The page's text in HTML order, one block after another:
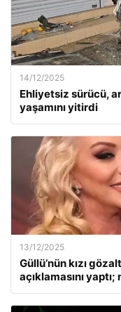
14/12/2025
Ehliyetsiz sürücü,
yaşamını yitirdi
13/12/2025
Güllü’nün kızı
açıklamasını